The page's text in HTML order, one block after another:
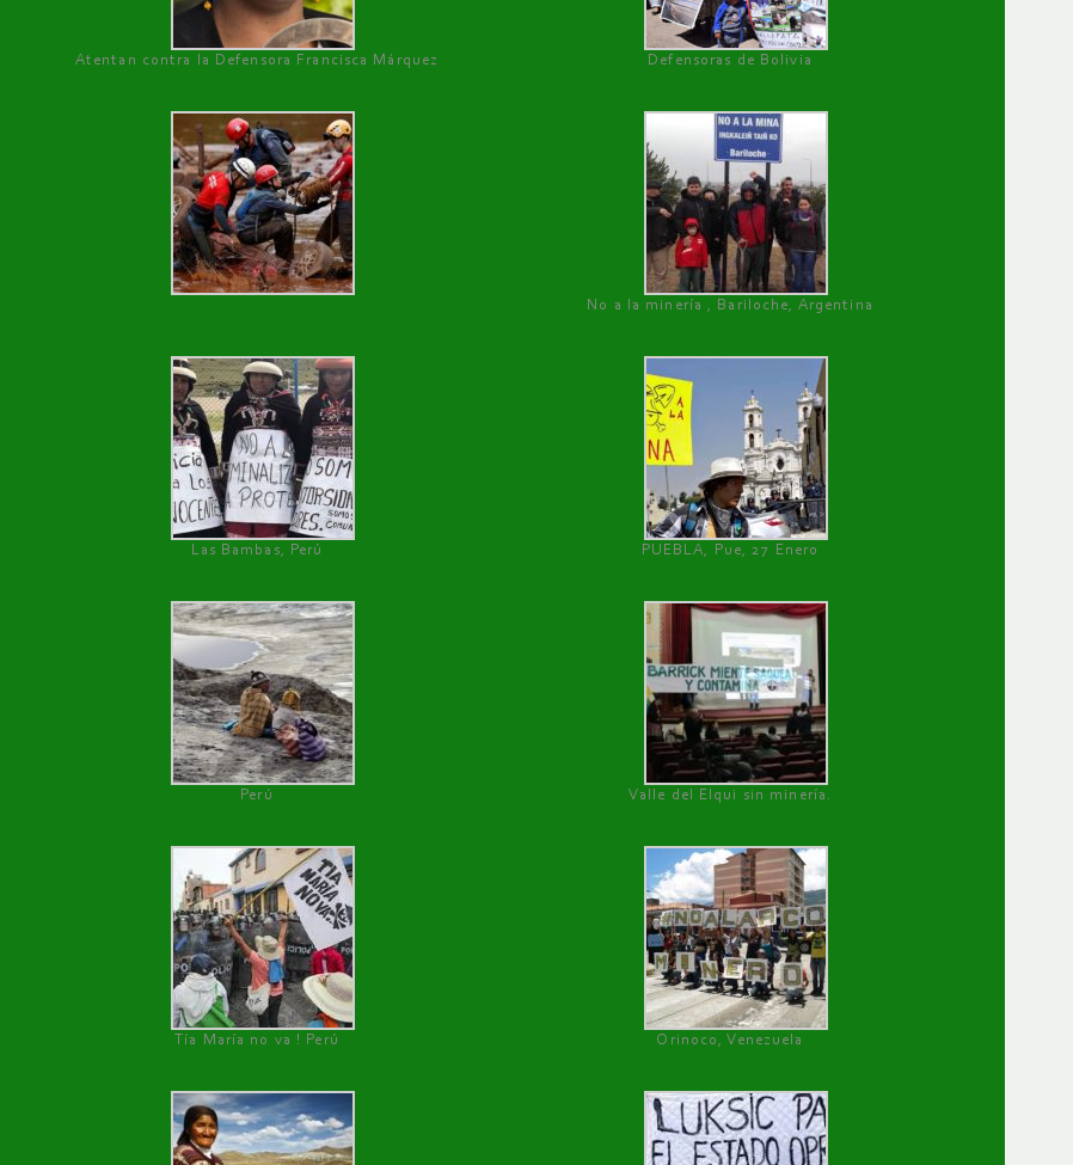
Atentan contra la Defensora Francisca Márquez Defensoras de Bolivia
No a la minería , Bariloche, Argentina
Las Bambas, Perú PUEBLA, Pue, 27 Enero
Perú Valle del Elqui sin minería.
Tía María no va ! Perú Orinoco, Venezuela